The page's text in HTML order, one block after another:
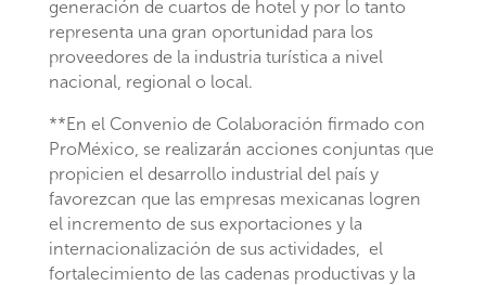
generación de cuartos de hotel y por lo tanto
representa una gran oportunidad para los
proveedores de la industria turística a nivel
nacional, regional o local.
**En el Convenio de Colaboración firmado con
ProMéxico, se realizarán acciones conjuntas que
propicien el desarrollo industrial del país y
favorezcan que las empresas mexicanas logren
el incremento de sus exportaciones y la
internacionalización de sus actividades, el
fortalecimiento de las cadenas productivas y la